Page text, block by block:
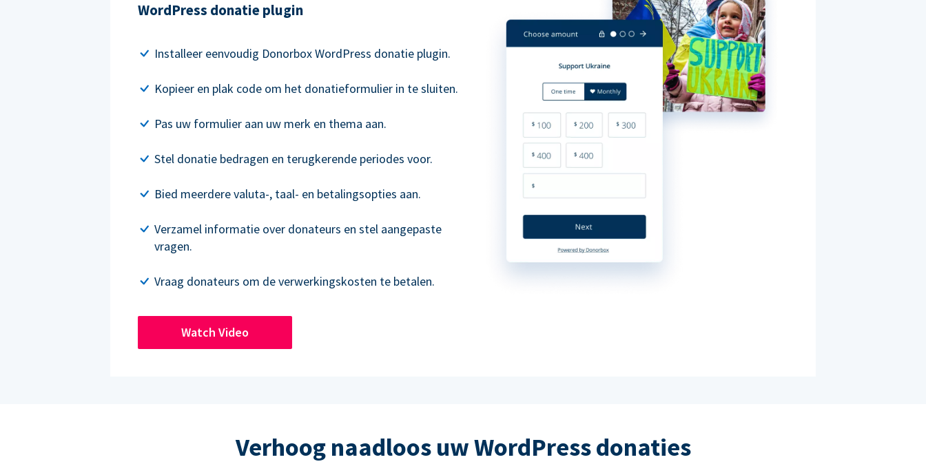
WordPress donatie plugin
Installeer eenvoudig Donorbox WordPress donatie plugin.
Kopieer en plak code om het donatieformulier in te sluiten.
Pas uw formulier aan uw merk en thema aan.
Stel donatie bedragen en terugkerende periodes voor.
Bied meerdere valuta-, taal- en betalingsopties aan.
Verzamel informatie over donateurs en stel aangepaste
vragen.
Vraag donateurs om de verwerkingskosten te betalen.
Watch Video
Verhoog naadloos uw WordPress donaties